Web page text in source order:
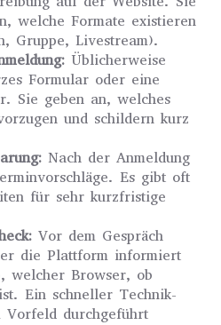
welche Formate existieren
Gruppe, Livestream).
Üblicherweise
Formular oder eine
Sie geben an, welches
und schildern kurz
Nach der Anmeldung
Es gibt oft
für sehr kurzfristige
Vor dem Gespräch
die Plattform informiert
welcher Browser, ob
Ein schneller Technik-
Vorfeld durchgeführt